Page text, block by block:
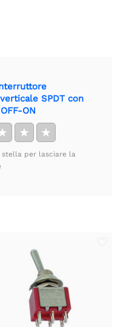
SPDT con
ON
★ ★
stella per lasciare la